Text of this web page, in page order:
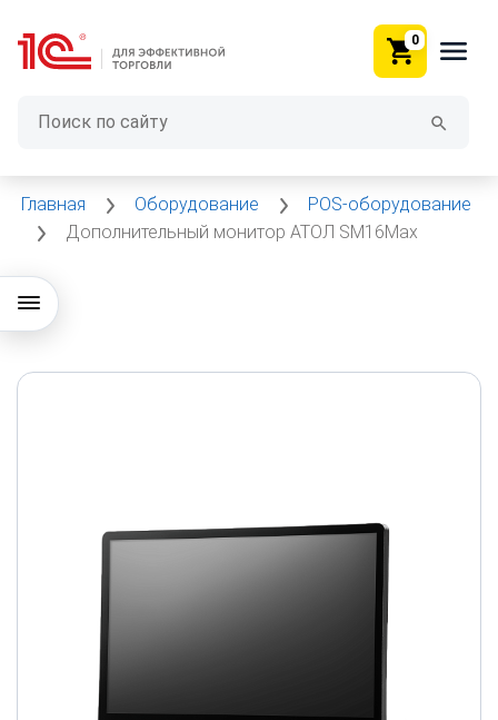
0
Главная Оборудование
POS-оборудование
Дополнительный монитор АТОЛ SM16Max